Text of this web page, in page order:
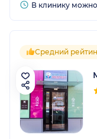
В клинику
Средний